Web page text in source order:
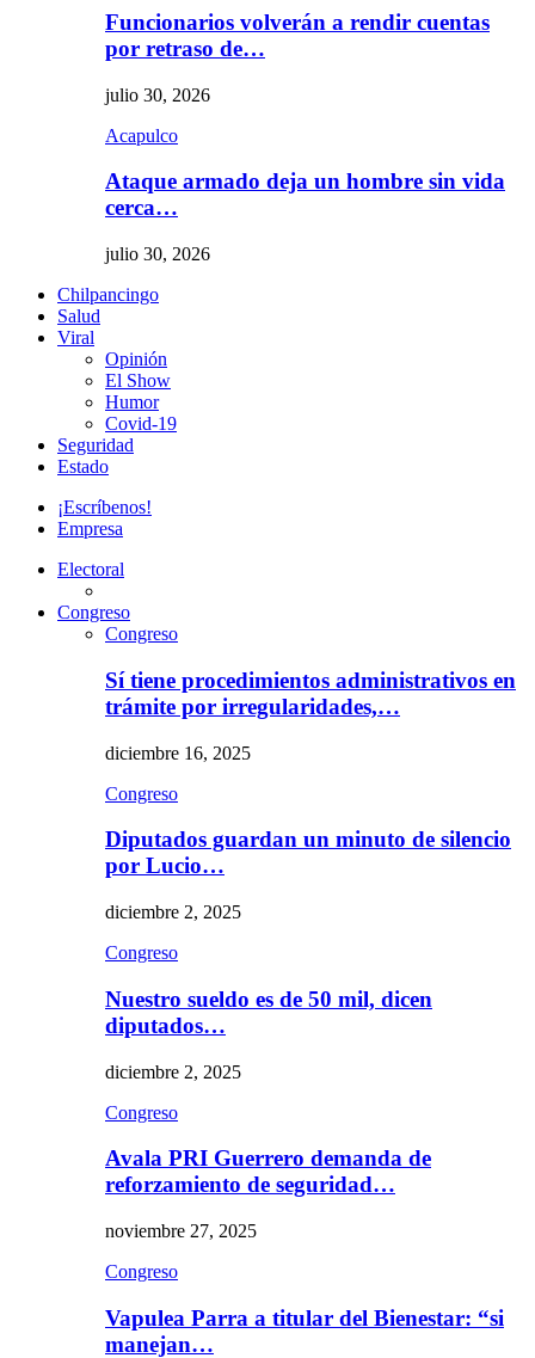
Funcionarios volverán a rendir cuentas
por retraso de…
julio 30, 2026
Acapulco
Ataque armado deja un hombre sin vida
cerca…
julio 30, 2026
Chilpancingo
Salud
Viral
Opinión
El Show
Humor
Covid-19
Seguridad
Estado
¡Escríbenos!
Empresa
Electoral
Congreso
Congreso
Sí tiene procedimientos administrativos en
trámite por irregularidades,…
diciembre 16, 2025
Congreso
Diputados guardan un minuto de silencio
por Lucio…
diciembre 2, 2025
Congreso
Nuestro sueldo es de 50 mil, dicen
diputados…
diciembre 2, 2025
Congreso
Avala PRI Guerrero demanda de
reforzamiento de seguridad…
noviembre 27, 2025
Congreso
Vapulea Parra a titular del Bienestar: “si
manejan…